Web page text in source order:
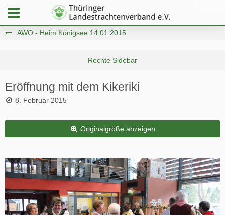
AWO - Heim Königsee 14.01.2015
Eröffnung mit dem Kikeriki
8. Februar 2015
Originalgröße anzeigen